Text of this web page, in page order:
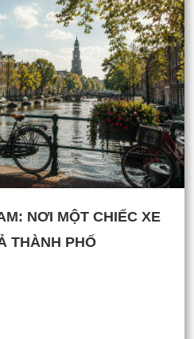
NƠI MỘT CHIẾC XE
THÀNH PHỐ